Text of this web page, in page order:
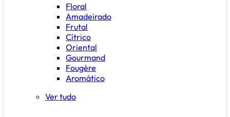
Floral
Amadeirado
Frutal
Cítrico
Oriental
Gourmand
Fougère
Aromático
Ver tudo